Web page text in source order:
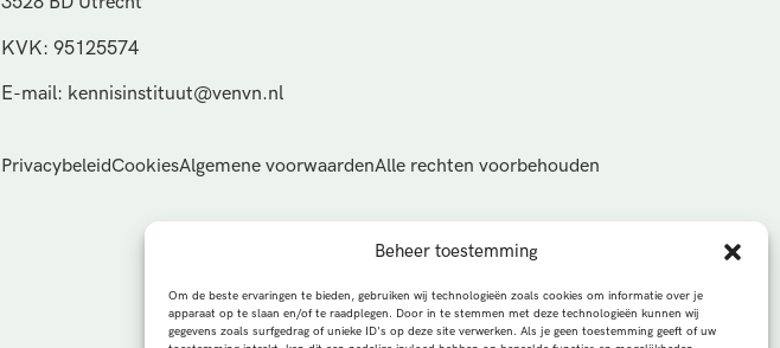
Beheer toestemming
Om de beste ervaringen te bieden, gebruiken wij technologieën zoals cookies om informatie over je
apparaat op te slaan en/of te raadplegen. Door in te stemmen met deze technologieën kunnen wij
gegevens zoals surfgedrag of unieke ID's op deze site verwerken. Als je geen toestemming geeft of uw
KVK: 95125574
E-mail: kennisinstituut@venvn.nl
PrivacybeleidCookiesAlgemene voorwaardenAlle rechten voorbehouden